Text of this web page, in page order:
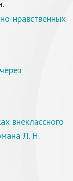
нравственных
внеклассного
Л. Н.